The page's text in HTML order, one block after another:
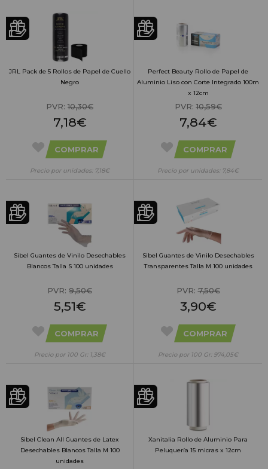
JRL Pack de 5 Rollos de Papel de Cuello
Negro
PVR: 10,30€
7,18€
COMPRAR
Precio por unidades: 7,18€
Perfect Beauty Rollo de Papel de
Aluminio Liso con Corte Integrado 100m
x 12cm
PVR:10,59€
7,84€
COMPRAR
Precio por unidades: 7,84€
Sibel Guantes de Vinilo Desechables
Blancos Talla S 100 unidades
PVR: 9,50€
5,51€
COMPRAR
Precio por 100 Gr: 1,38€
Sibel Guantes de Vinilo Desechables
Transparentes Talla M 100 unidades
PVR:7,50€
3,90€
COMPRAR
Precio por 100 Gr: 974,05€
Sibel Clean All Guantes de Latex
Desechables Blancos Talla M 100
unidades
Xanitalia Rollo de Aluminio Para
Peluquería 15 micras x 12cm